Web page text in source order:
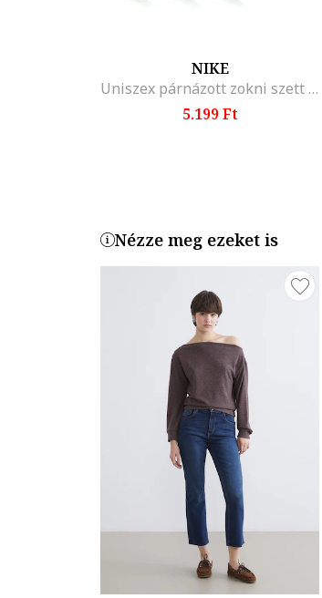
NIKE
Uniszex párnázott zokni szett - 3 pár
5.199 Ft
Nézze meg ezeket is